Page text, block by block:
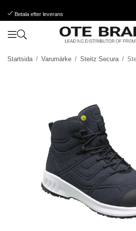
Betala efter leverans
Startsida / Varumärke / Steitz Secura /